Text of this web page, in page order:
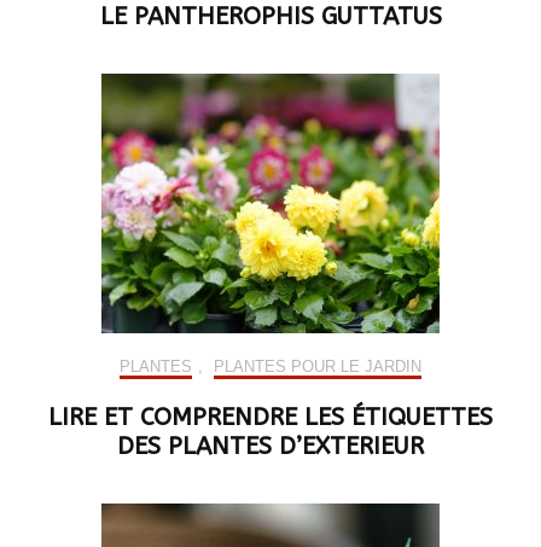
LE PANTHEROPHIS GUTTATUS
PLANTES PLANTES POUR LE JARDIN
LIRE ET COMPRENDRE LES ÉTIQUETTES
DES PLANTES D’EXTERIEUR